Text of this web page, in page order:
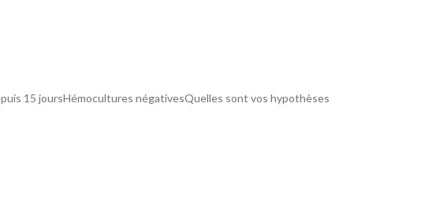
15 joursHémocultures négativesQuelles sont vos hypothèses